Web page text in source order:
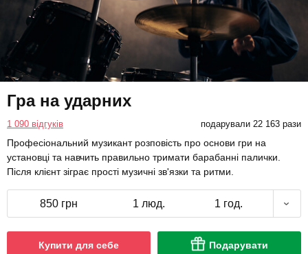
Гра на ударних
1 090 відгуків подарували 22 163 рази
Професіональний музикант розповість про основи гри на
установці та навчить правильно тримати барабанні палички.
Після клієнт зіграє прості музичні зв'язки та ритми.
850 грн 1 люд. 1 год.
Купити для себе Подарувати